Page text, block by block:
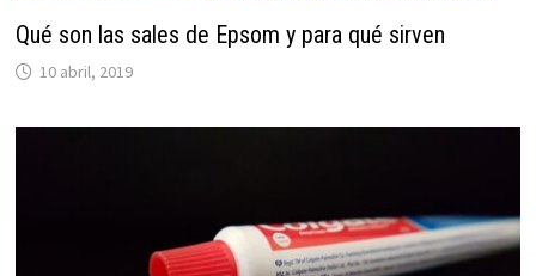
Qué son las sales de Epsom y para qué sirven
10 abril, 2019